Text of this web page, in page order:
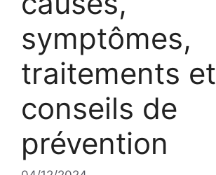
symptômes,
traitements et
conseils de
prévention